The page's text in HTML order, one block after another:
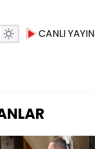
CANLI YAYIN